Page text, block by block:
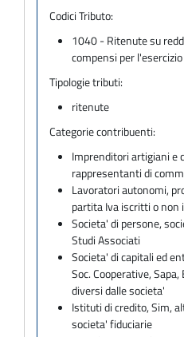
Codici Tributo:
1040 - Ritenute su
compensi per
Tipologie tributi:
ritenute
Categorie contribuenti:
Imprenditori artigiani e
rappresentanti di
Lavoratori autonomi,
partita Iva iscritti o
Societa' di persone,
Studi Associati
Societa' di capitali ed
Soc. Cooperative,
diversi dalle societa'
Istituti di credito, Sim,
societa' fiduciarie